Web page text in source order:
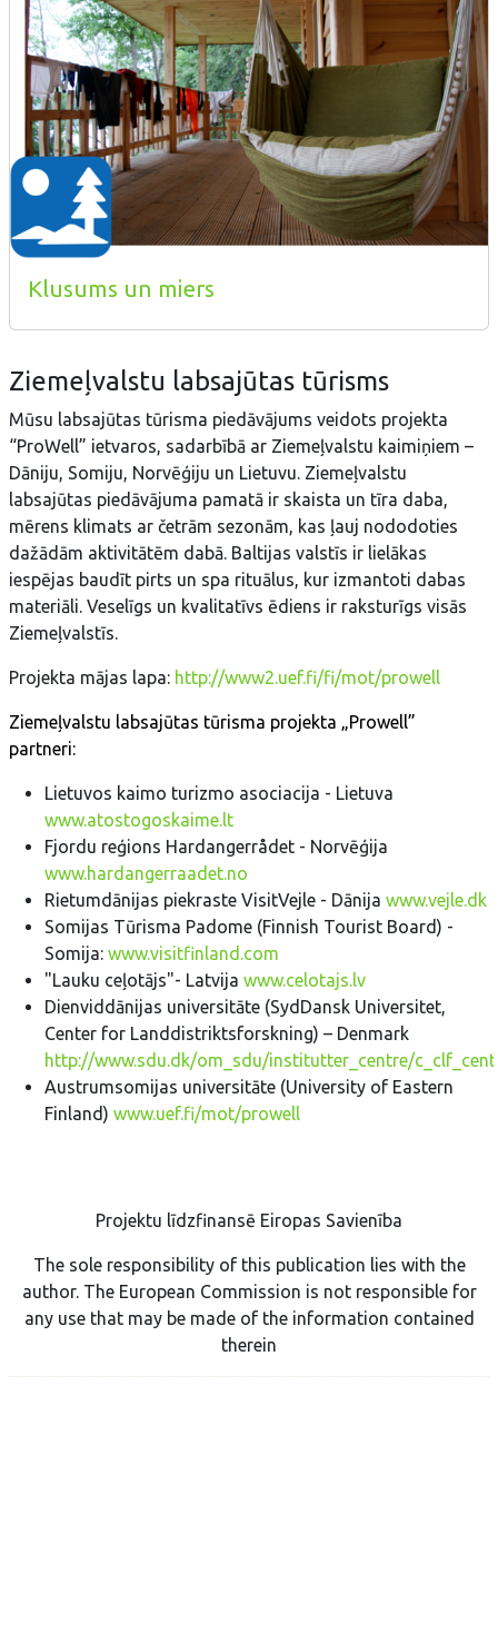
Klusums un miers
Ziemeļvalstu labsajūtas tūrisms
Mūsu labsajūtas tūrisma piedāvājums veidots projekta
“ProWell” ietvaros, sadarbībā ar Ziemeļvalstu kaimiņiem –
Dāniju, Somiju, Norvēģiju un Lietuvu. Ziemeļvalstu
labsajūtas piedāvājuma pamatā ir skaista un tīra daba,
mērens klimats ar četrām sezonām, kas ļauj nododoties
dažādām aktivitātēm dabā. Baltijas valstīs ir lielākas
iespējas baudīt pirts un spa rituālus, kur izmantoti dabas
materiāli. Veselīgs un kvalitatīvs ēdiens ir raksturīgs visās
Ziemeļvalstīs.
Projekta mājas lapa: http://www2.uef.fi/fi/mot/prowell
Ziemeļvalstu labsajūtas tūrisma projekta „Prowell”
partneri:
Lietuvos kaimo turizmo asociacija - Lietuva
www.atostogoskaime.lt
Fjordu reģions Hardangerrådet - Norvēģija
www.hardangerraadet.no
Rietumdānijas piekraste VisitVejle - Dānija www.vejle.dk
Somijas Tūrisma Padome (Finnish Tourist Board) -
Somija: www.visitfinland.com
"Lauku ceļotājs"- Latvija www.celotajs.lv
Dienviddānijas universitāte (SydDansk Universitet,
Center for Landdistriktsforskning) – Denmark
http://www.sdu.dk/om_sdu/institutter_centre/
Austrumsomijas universitāte (University of Eastern
Finland) www.uef.fi/mot/prowell
Projektu līdzfinansē Eiropas Savienība
The sole responsibility of this publication lies with the
author. The European Commission is not responsible for
any use that may be made of the information contained
therein